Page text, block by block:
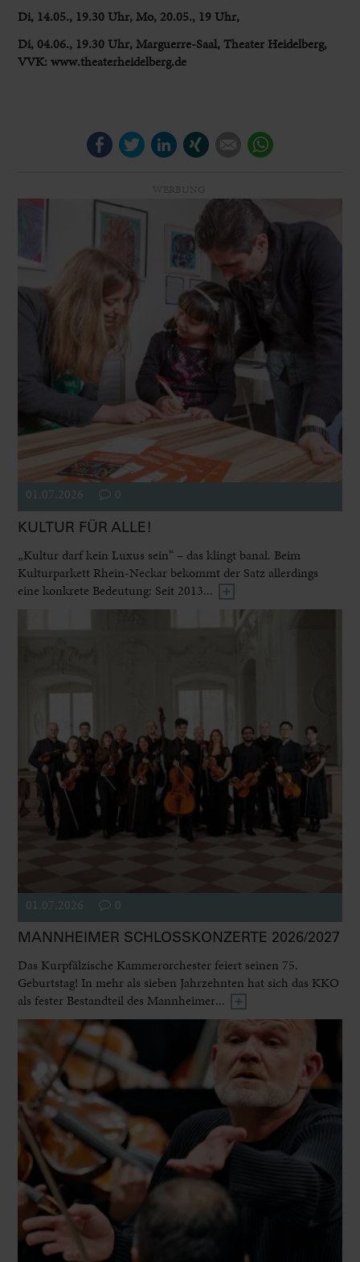
Di, 14.05., 19.30 Uhr, Mo, 20.05., 19 Uhr,
Di, 04.06., 19.30 Uhr, Marguerre-Saal, Theater Heidelberg,
VVK: www.theaterheidelberg.de
FacebookTwitterLinkedIn E-mail
01.07.2026 0
KULTUR FÜR ALLE!
„Kultur darf kein Luxus sein“ – das klingt banal. Beim
Kulturparkett Rhein-Neckar bekommt der Satz allerdings
eine konkrete Bedeutung: Seit 2013...
01.07.2026 0
MANNHEIMER SCHLOSSKONZERTE 2026/2027
Das Kurpfälzische Kammerorchester feiert seinen 75.
Geburtstag! In mehr als sieben Jahrzehnten hat sich das KKO
als fester Bestandteil des Mannheimer...